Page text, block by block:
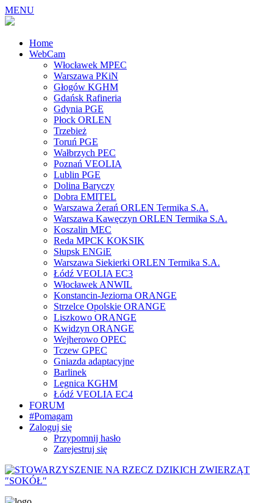
MENU
Home
WebCam
Włocławek MPEC
Warszawa PKiN
Głogów KGHM
Gdańsk Rafineria
Gdynia PGE
Płock ORLEN
Trzebież
Toruń PGE
Wałbrzych PEC
Poznań VEOLIA
Lublin PGE
Dolina Baryczy
Dobra EMITEL
Warszawa Żerań ORLEN Termika S.A.
Warszawa Kawęczyn ORLEN Termika S.A.
Koszalin MEC
Reda MPCK KOKSIK
Słupsk ENGiE
Warszawa Siekierki ORLEN Termika S.A.
Łódź VEOLIA EC3
Włocławek ANWIL
Konstancin-Jeziorna ORANGE
Strzelce Opolskie ORANGE
Liszkowo ORANGE
Kwidzyn ORANGE
Wejherowo OPEC
Tczew GPEC
Gniazda adaptacyjne
Barlinek
Legnica KGHM
Łódź VEOLIA EC4
FORUM
#Pomagam
Zaloguj się
Przypomnij hasło
Zarejestruj się